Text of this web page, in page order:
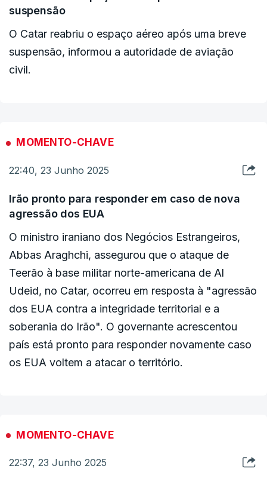
⭕️ ارتش اسرائیل همچنان که در روزهای اخیر در سراسر ایران برای
ناحیه فعالیت خواهد نمود.
⭕️ شهروندان گرامی، بمنظور امنیت…
suspensão
O Catar reabriu o espaço aéreo após uma breve
suspensão, informou a autoridade de aviação
civil.
MOMENTO-CHAVE
22:40, 23 Junho 2025
Irão pronto para responder em caso de nova
agressão dos EUA
O ministro iraniano dos Negócios Estrangeiros,
Abbas Araghchi, assegurou que o ataque de
Teerão à base militar norte-americana de Al
Udeid, no Catar, ocorreu em resposta à "agressão
dos EUA contra a integridade territorial e a
soberania do Irão". O governante acrescentou
país está pronto para responder novamente caso
os EUA voltem a atacar o território.
MOMENTO-CHAVE
22:37, 23 Junho 2025